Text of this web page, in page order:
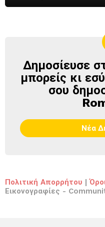
ΔΗΜΟΣΊΕΥΣΕ
ΣΤΟΝ
ΡΩΜΗΌ
Δημοσίευσε
μπορείς κι
σου
Νέα
Πολιτική Απορρήτου |
Εικονογραφίες -